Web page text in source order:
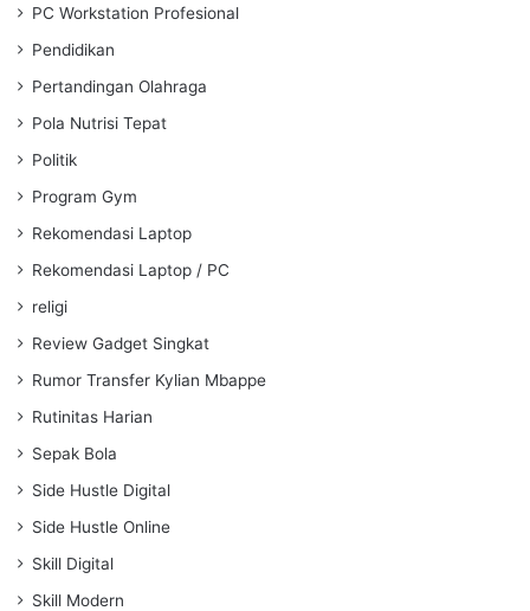
PC Workstation Profesional
Pendidikan
Pertandingan Olahraga
Pola Nutrisi Tepat
Politik
Program Gym
Rekomendasi Laptop
Rekomendasi Laptop / PC
religi
Review Gadget Singkat
Rumor Transfer Kylian Mbappe
Rutinitas Harian
Sepak Bola
Side Hustle Digital
Side Hustle Online
Skill Digital
Skill Modern